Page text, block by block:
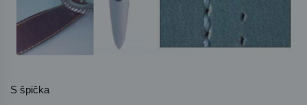
S špička